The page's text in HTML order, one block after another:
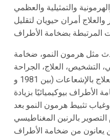
والتمثيلية والعظمي
أمران حيويان لتقليل
مثل هرمون النمو، ضخامة
التشخيص، العلاج، الجراحة
النخامية، العلاج الطبي، والعلاج بالإشعاعات (بين 1981 و
الأطراف بيوكيميائيًا بزيادة
عامل النمو الشبيه بالأنسولين 1 وغياب تثبيط هرمون النمو بعد
بالرنين المغناطيسي
يعانون من ضخامة الأطراف